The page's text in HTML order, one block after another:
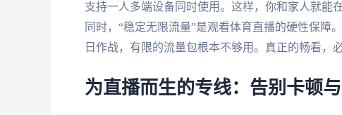
支持一人多端设备同时使用。这样，你和家人就能
同时，“稳定无限流量”是观看体育直播的硬性保障
日作战，有限的流量包根本不够用。真正的畅看，
为直播而生的专线：告别卡顿